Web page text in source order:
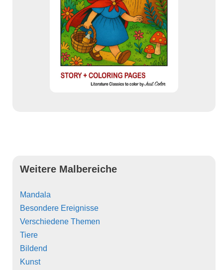
Weitere Malbereiche
Mandala
Besondere Ereignisse
Verschiedene Themen
Tiere
Bildend
Kunst